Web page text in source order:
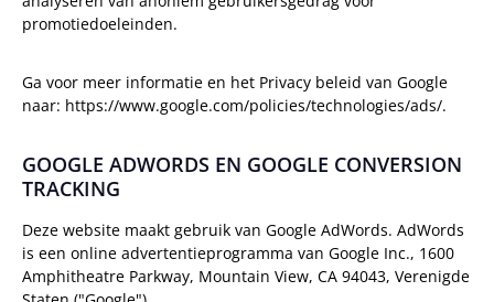
promotiedoeleinden.
Ga voor meer informatie en het Privacy beleid van Google
naar: https://www.google.com/policies/technologies/ads/.
GOOGLE ADWORDS EN GOOGLE CONVERSION
TRACKING
Deze website maakt gebruik van Google AdWords. AdWords
is een online advertentieprogramma van Google Inc., 1600
Amphitheatre Parkway, Mountain View, CA 94043, Verenigde